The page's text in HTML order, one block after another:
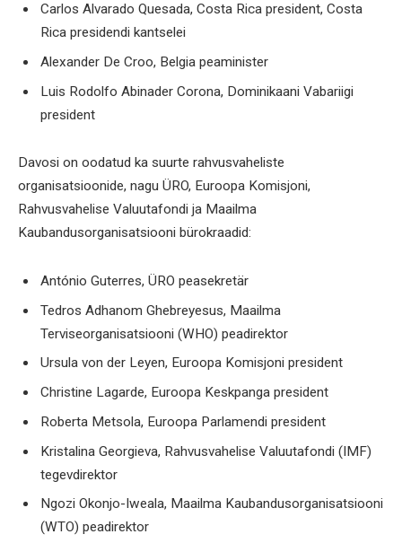
Carlos Alvarado Quesada, Costa Rica president, Costa
Rica presidendi kantselei
Alexander De Croo, Belgia peaminister
Luis Rodolfo Abinader Corona, Dominikaani Vabariigi
president
Davosi on oodatud ka suurte rahvusvaheliste
organisatsioonide, nagu ÜRO, Euroopa Komisjoni,
Rahvusvahelise Valuutafondi ja Maailma
Kaubandusorganisatsiooni bürokraadid:
António Guterres, ÜRO peasekretär
Tedros Adhanom Ghebreyesus, Maailma
Terviseorganisatsiooni (WHO) peadirektor
Ursula von der Leyen, Euroopa Komisjoni president
Christine Lagarde, Euroopa Keskpanga president
Roberta Metsola, Euroopa Parlamendi president
Kristalina Georgieva, Rahvusvahelise Valuutafondi (IMF)
tegevdirektor
Ngozi Okonjo-Iweala, Maailma Kaubandusorganisatsiooni
(WTO) peadirektor